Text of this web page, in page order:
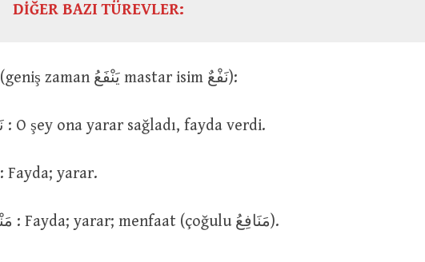
DİĞER BAZI TÜREVLER:
نَفَعَ (geniş zaman يَنْفَعُ mastar isim نَفْعٌ):
نَفَعَهُ : O şey ona yarar sağladı, fayda verdi.
نَفْعٌ : Fayda; yarar.
مَنْفَعَةٌ : Fayda; yarar; menfaat (çoğulu مَنَافِعُ).